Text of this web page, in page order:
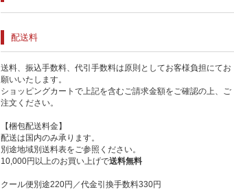
配送料
送料、振込手数料、代引手数料は原則としてお客様負担にてお
願いいたします。
ショッピングカートで上記を含むご請求金額をご確認の上、ご
注文ください。
【梱包配送料金】
配送は国内のみ承ります。
別途地域別送料表をご参照ください。
10,000円以上のお買い上げで送料無料
クール便別途220円／代金引換手数料330円